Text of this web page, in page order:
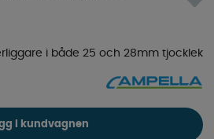
i både 25 och 28mm tjocklek
i kundvagnen